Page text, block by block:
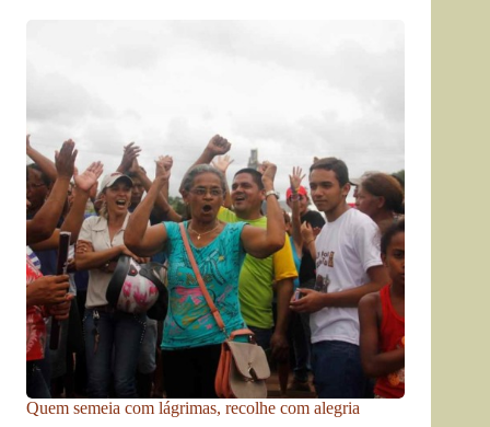
Quem semeia com lágrimas, recolhe com alegria